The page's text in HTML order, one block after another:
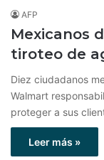
AFP
Mexicanos
tiroteo de
Diez ciudadanos
Walmart
proteger a sus
Leer más »